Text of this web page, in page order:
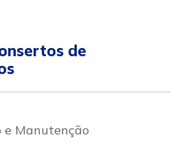
de
e Manutenção